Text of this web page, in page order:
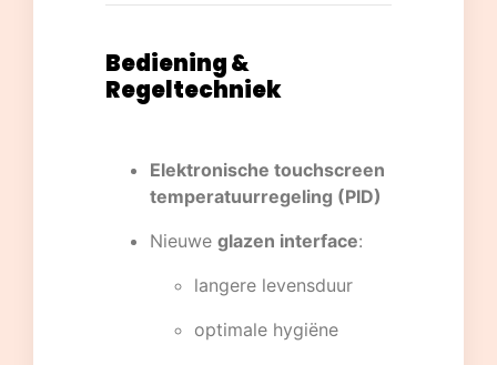
Bediening &
Regeltechniek
Elektronische touchscreen
temperatuurregeling (PID)
Nieuwe glazen interface:
langere levensduur
optimale hygiëne